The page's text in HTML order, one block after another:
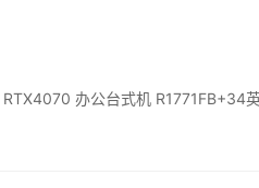
办公台式机